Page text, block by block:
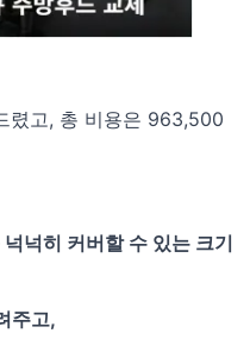
렸고, 총 비용은 963,500
넉히 커버할 수 있는 크기
주고,